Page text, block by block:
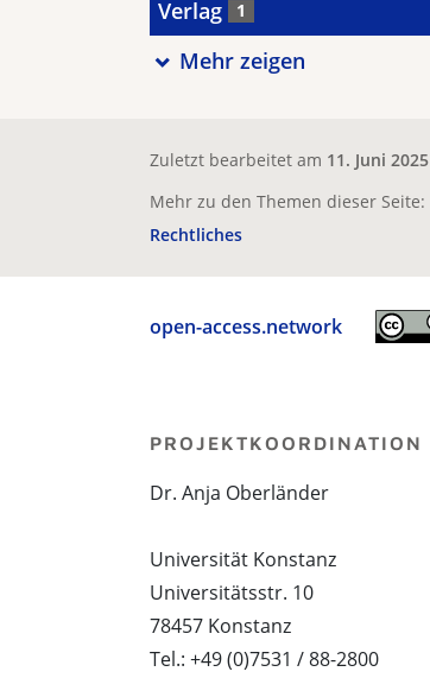
Verlag 1
Mehr zeigen
Zuletzt bearbeitet am 11. Juni 2025
Mehr zu den Themen dieser Seite:
Rechtliches
open-access.network
PROJEKTKOORDINATION
Dr. Anja Oberländer
Universität Konstanz
Universitätsstr. 10
78457 Konstanz
Tel.: +49 (0)7531 / 88-2800